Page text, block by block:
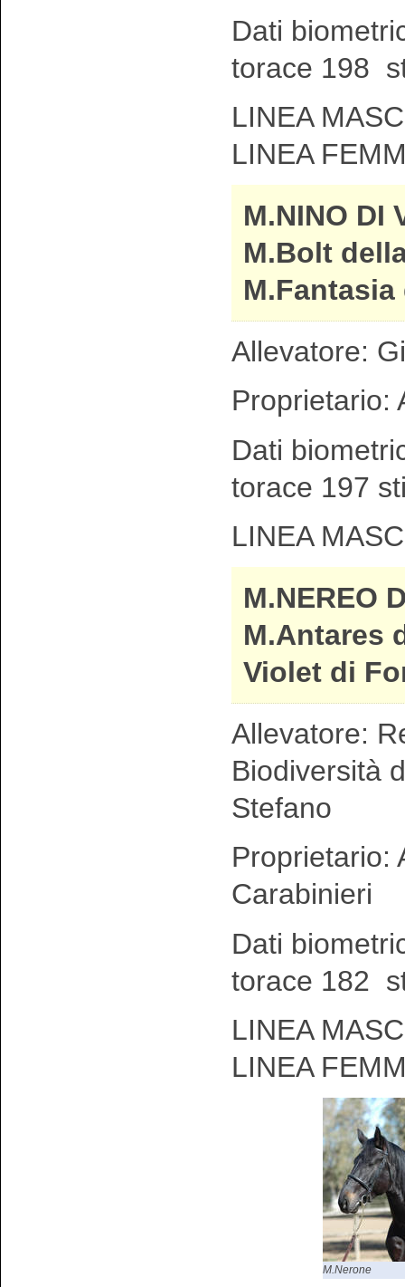
Dati
torace 198
LINEA
LINEA
M.NINO DI
M.Bolt
M.Fantasia
Allevatore:
Proprietario:
Dati
torace 197
LINEA
M.NEREO
M.Antares
Violet di
Allevatore:
Biodiversità
Stefano
Proprietario:
Carabinieri
Dati
torace 182
LINEA
LINEA
M.Nerone